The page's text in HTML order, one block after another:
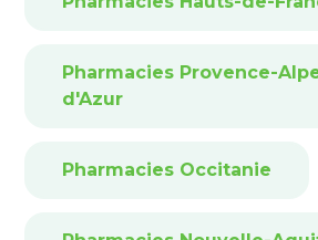
Pharmacies Provence-
d'Azur
Pharmacies Occitanie